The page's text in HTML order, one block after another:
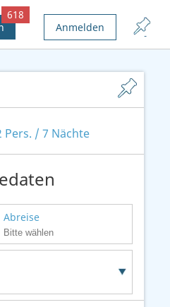
618
Anmelden
Pers. / 7 Nächte
Abreise